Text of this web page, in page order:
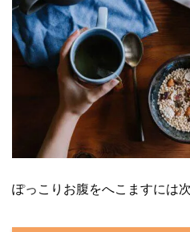
ぽっこりお腹をへこますには